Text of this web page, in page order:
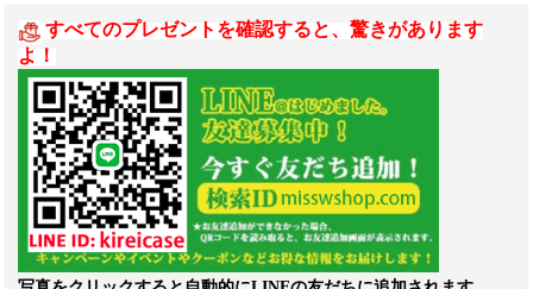
すべてのプレゼントを確認すると、驚きがあります
よ！